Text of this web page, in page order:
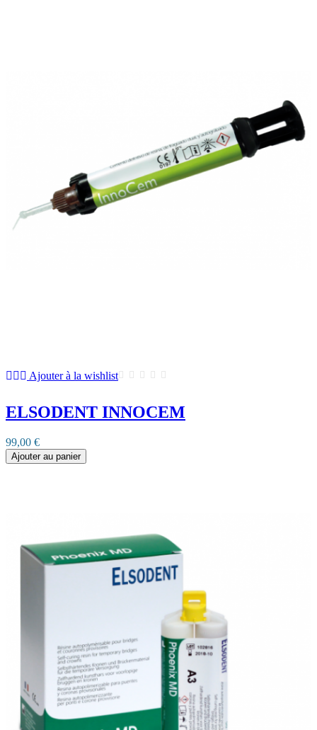
Ajouter à la wishlist
ELSODENT INNOCEM
99,00 €
Ajouter au panier